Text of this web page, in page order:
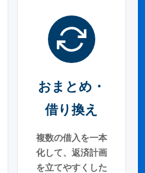
おまとめ・
借り換え
複数の借入を一本
化して、返済計画
を立てやすくした